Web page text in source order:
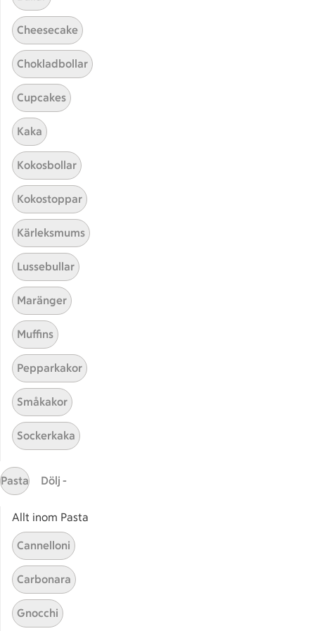
Hittade inget recept
Testa att söka på något nytt, eller ta bort något av
Barn
Här hittar du alla goda recept du har sparat och
Sidfot
Start
Cheesecake
Chokladbollar
Cupcakes
Kaka
Kokosbollar
Kokostoppar
Kärleksmums
Lussebullar
Maränger
Muffins
Pepparkakor
Småkakor
Sockerkaka
Pasta Dölj -
Allt inom Pasta
Cannelloni
Carbonara
Gnocchi